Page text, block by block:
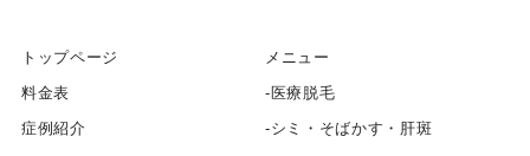
トップページ
料金表
症例紹介
メニュー
医療脱毛
シミ・そばかす・肝斑